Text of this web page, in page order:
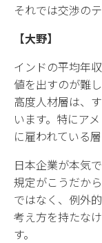
それでは交渉の
【大野】
インドの平均年
値を出すのが難
高度人材層は、
います。特にア
に雇われている
日本企業が本気
規定がこうだか
ではなく、例外
考え方を持たな
す。